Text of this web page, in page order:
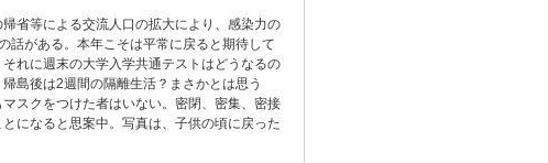
省等による交流人口の拡大により、感染力の
話がある。本年こそは平常に戻ると期待して
れに週末の大学入学共通テストはどうなるの
島後は2週間の隔離生活？まさかとは思う
スクをつけた者はいない。密閉、密集、密接
になると思案中。写真は、子供の頃に戻った